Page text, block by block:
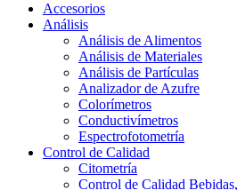
Accesorios
Análisis
Análisis de Alimentos
Análisis de Materiales
Análisis de Partículas
Analizador de Azufre
Colorímetros
Conductivímetros
Espectrofotometría
Control de Calidad
Citometría
Control de Calidad